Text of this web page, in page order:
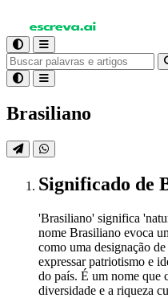
Brasiliano
Significado de
'Brasiliano' significa
nome Brasiliano evoca
como uma designação
expressar patriotismo e
do país. É um nome que
diversidade e a riqueza